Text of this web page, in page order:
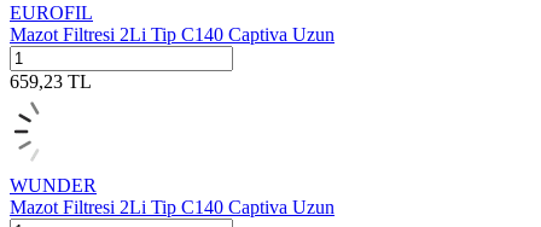
EUROFIL
Mazot Filtresi 2Li Tip C140 Captiva Uzun
659,23 TL
WUNDER
Mazot Filtresi 2Li Tip C140 Captiva Uzun